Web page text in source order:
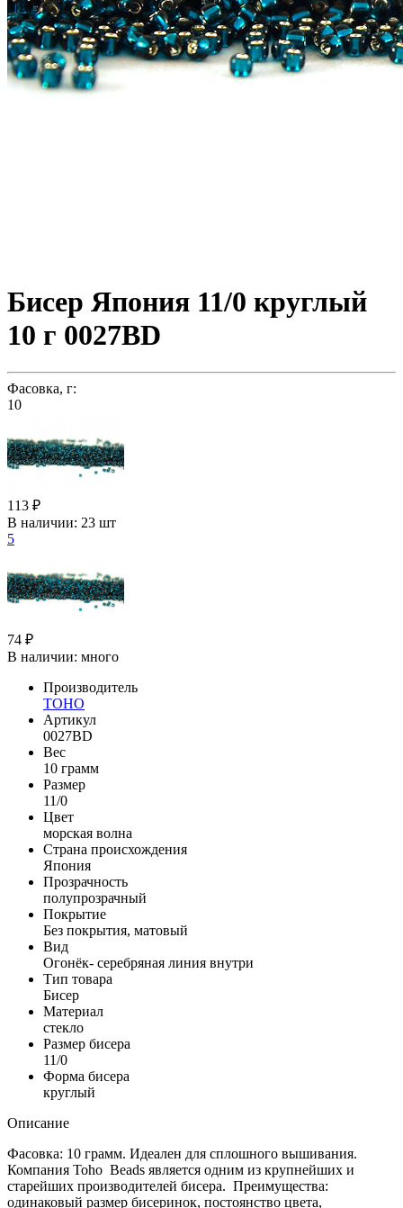
Бисер Япония 11/0 круглый
10 г 0027BD
Фасовка, г:
10
113 ₽
В наличии: 23 шт
5
74 ₽
В наличии: много
Производитель
TOHO
Артикул
0027BD
Вес
10 грамм
Размер
11/0
Цвет
морская волна
Страна происхождения
Япония
Прозрачность
полупрозрачный
Покрытие
Без покрытия, матовый
Вид
Огонёк- серебряная линия внутри
Тип товара
Бисер
Материал
стекло
Размер бисера
11/0
Форма бисера
круглый
Описание
Фасовка: 10 грамм. Идеален для сплошного вышивания.
Компания Toho Beads является одним из крупнейших и
старейших производителей бисера. Преимущества:
одинаковый размер бисеринок, постоянство цвета,